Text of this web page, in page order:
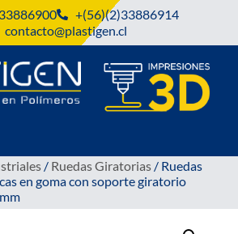
+(56)(2)33886914
contacto@plastigen.cl
/ Ruedas Giratorias / Ruedas
en goma con soporte giratorio